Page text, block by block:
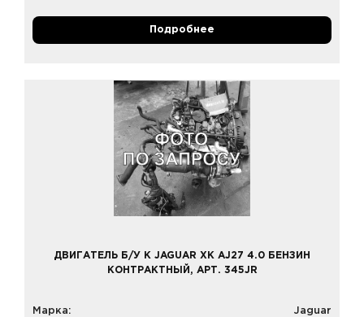
Подробнее
ДВИГАТЕЛЬ Б/У К JAGUAR XK AJ27 4.0 БЕНЗИН
КОНТРАКТНЫЙ, АРТ. 345JR
Марка:
Jaguar